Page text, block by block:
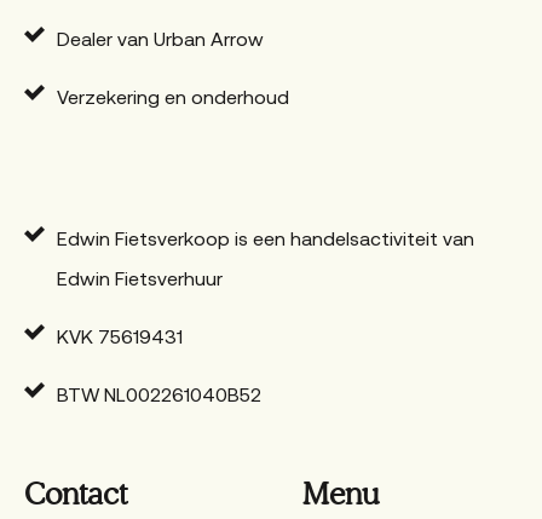
Dealer van Urban Arrow
Verzekering en onderhoud
Edwin Fietsverkoop is een handelsactiviteit van
Edwin Fietsverhuur
KVK 75619431
BTW NL002261040B52
Contact Menu